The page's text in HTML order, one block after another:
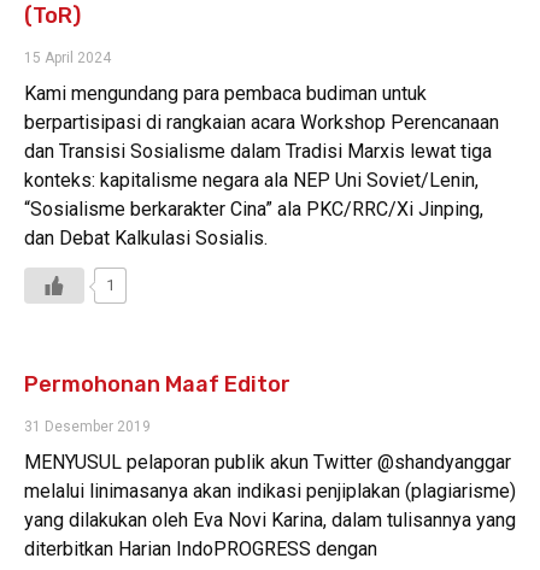
(ToR)
15 April 2024
Kami mengundang para pembaca budiman untuk
berpartisipasi di rangkaian acara Workshop Perencanaan
dan Transisi Sosialisme dalam Tradisi Marxis lewat tiga
konteks: kapitalisme negara ala NEP Uni Soviet/Lenin,
“Sosialisme berkarakter Cina” ala PKC/RRC/Xi Jinping,
dan Debat Kalkulasi Sosialis.
1
Permohonan Maaf Editor
31 Desember 2019
MENYUSUL pelaporan publik akun Twitter @shandyanggar
melalui linimasanya akan indikasi penjiplakan (plagiarisme)
yang dilakukan oleh Eva Novi Karina, dalam tulisannya yang
diterbitkan Harian IndoPROGRESS dengan